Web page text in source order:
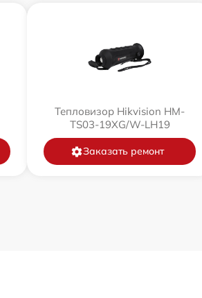
Тепловизор Hikvision HM-
TS03-19XG/W-LH19
Заказать ремонт